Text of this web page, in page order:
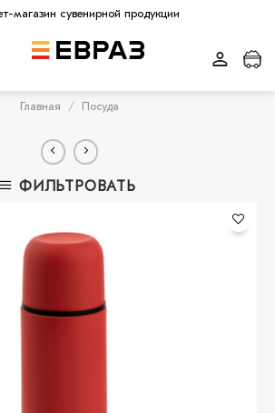
магазин сувенирной продукции
Главная / Посуда
ФИЛЬТРОВАТЬ